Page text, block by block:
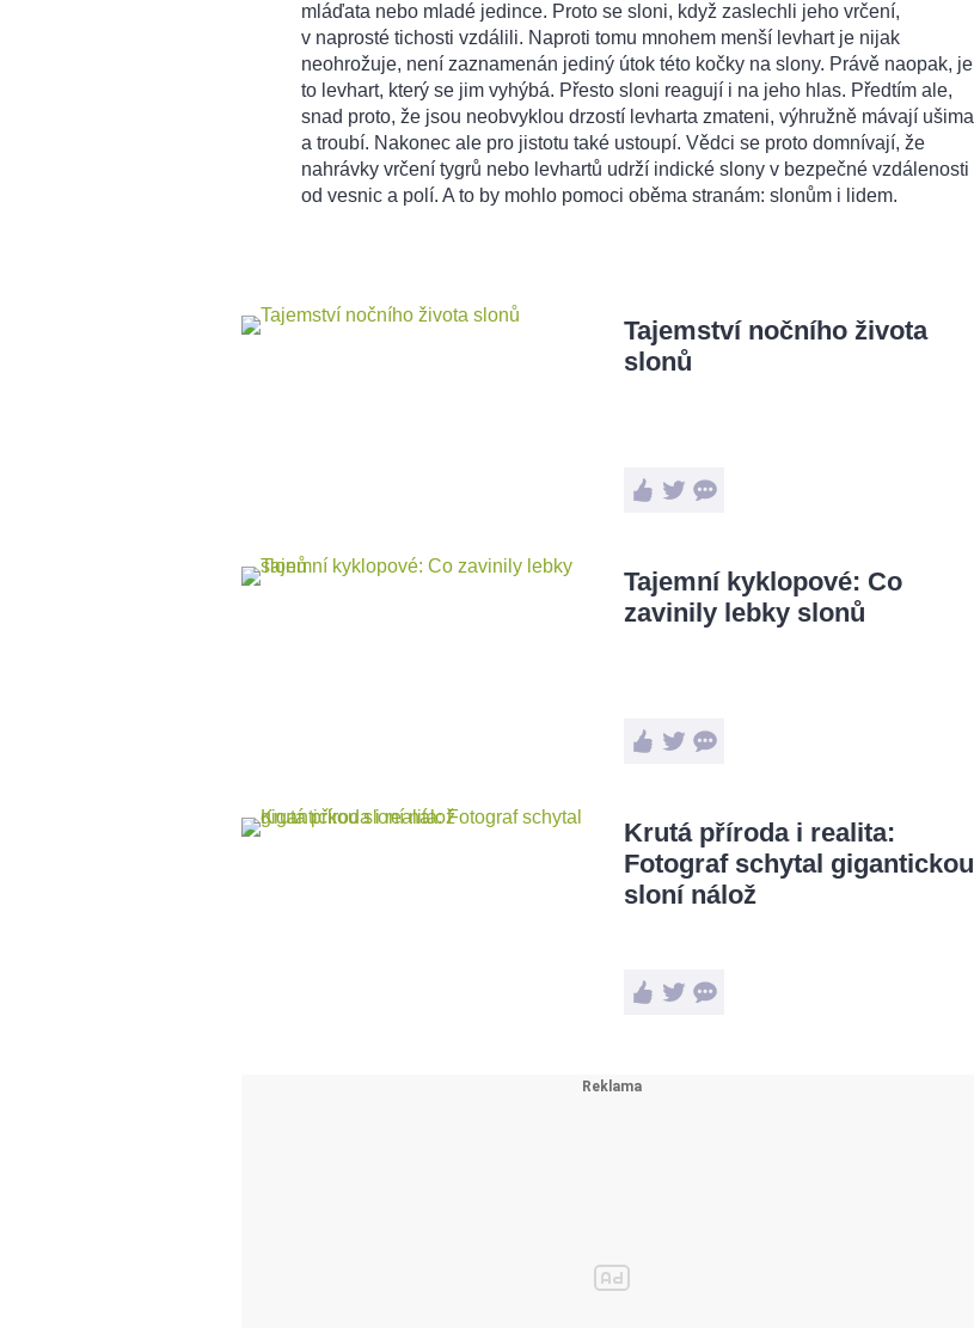
mláďata nebo mladé jedince. Proto se sloni, když zaslechli jeho vrčení,
v naprosté tichosti vzdálili. Naproti tomu mnohem menší levhart je nijak
neohrožuje, není zaznamenán jediný útok této kočky na slony. Právě naopak, je
to levhart, který se jim vyhýbá. Přesto sloni reagují i na jeho hlas. Předtím ale,
snad proto, že jsou neobvyklou drzostí levharta zmateni, výhružně mávají ušima
a troubí. Nakonec ale pro jistotu také ustoupí. Vědci se proto domnívají, že
nahrávky vrčení tygrů nebo levhartů udrží indické slony v bezpečné vzdálenosti
od vesnic a polí. A to by mohlo pomoci oběma stranám: slonům i lidem.
Tajemství nočního života
slonů
Tajemní kyklopové: Co
zavinily lebky slonů
Krutá příroda i realita:
Fotograf schytal gigantickou
sloní nálož